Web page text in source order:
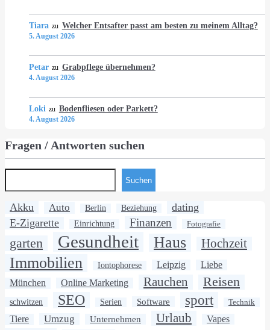
Tiara zu Welcher Entsafter passt am besten zu meinem Alltag?
5. August 2026
Petar zu Grabpflege übernehmen?
4. August 2026
Loki zu Bodenfliesen oder Parkett?
4. August 2026
Fragen / Antworten suchen
Suchen
Akku Auto Berlin Beziehung
dating
E-Zigarette
Einrichtung Finanzen Fotografie
garten Gesundheit Haus Hochzeit
Immobilien Iontophorese Leipzig Liebe
München Online Marketing Rauchen Reisen
schwitzen SEO Serien Software sport Technik
Tiere Umzug Unternehmen Urlaub Vapes